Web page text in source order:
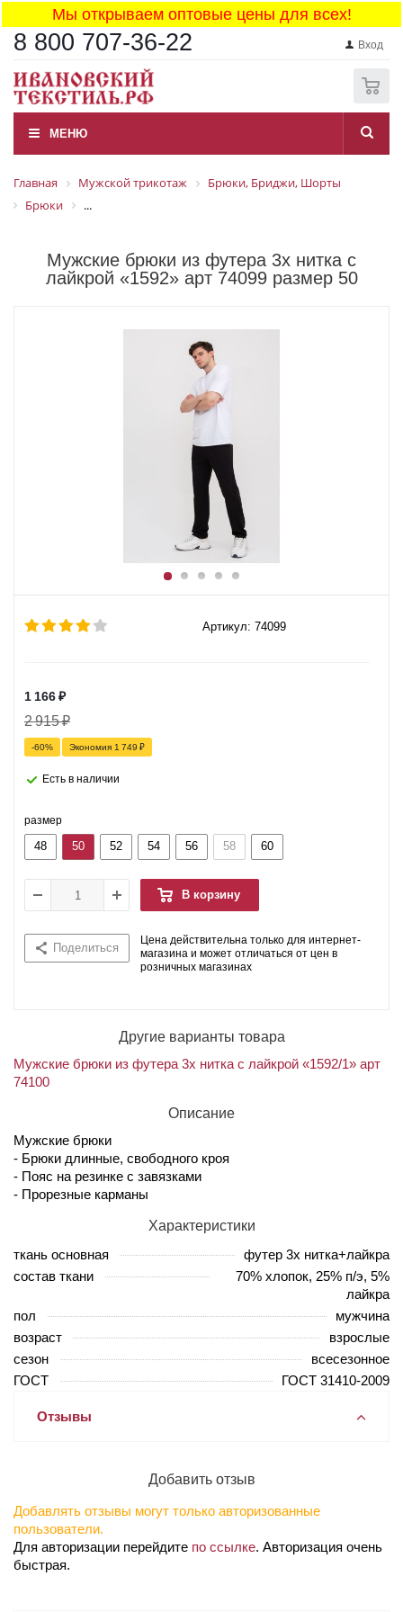
Мы открываем оптовые цены для всех!
8 800 707-36-22 Вход
МЕНЮ
Главная Мужской трикотаж
Брюки, Бриджи, Шорты
Брюки
...
Мужские брюки из футера 3х нитка с
лайкрой «1592» арт 74099 размер 50
Артикул: 74099
1 166₽
2 915₽
-60% Экономия 1 749 ₽
Есть в наличии
размер
48 50 52 54 56 58 60
В корзину
Поделиться
Цена действительна только для интернет-
магазина и может отличаться от цен в
розничных магазинах
Другие варианты товара
Мужские брюки из футера 3х нитка с лайкрой «1592/1» арт
74100
Описание
Мужские брюки
- Брюки длинные, свободного кроя
- Пояс на резинке с завязками
- Прорезные карманы
Характеристики
ткань основная
футер 3х нитка+лайкра
состав ткани
70% хлопок, 25% п/э, 5%
лайкра
пол
мужчина
возраст
взрослые
сезон
всесезонное
ГОСТ
ГОСТ 31410-2009
Отзывы
Добавить отзыв
Добавлять отзывы могут только авторизованные
пользователи.
Для авторизации перейдите по ссылке. Авторизация очень
быстрая.